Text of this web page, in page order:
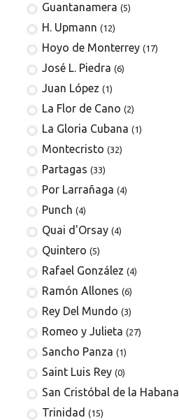
Guantanamera (5)
H. Upmann (12)
Hoyo de Monterrey (17)
José L. Piedra (6)
Juan López (1)
La Flor de Cano (2)
La Gloria Cubana (1)
Montecristo (32)
Partagas (33)
Por Larrañaga (4)
Punch (4)
Quai d'Orsay (4)
Quintero (5)
Rafael González (4)
Ramón Allones (6)
Rey Del Mundo (3)
Romeo y Julieta (27)
Sancho Panza (1)
Saint Luis Rey (0)
San Cristóbal de la Habana
Trinidad (15)